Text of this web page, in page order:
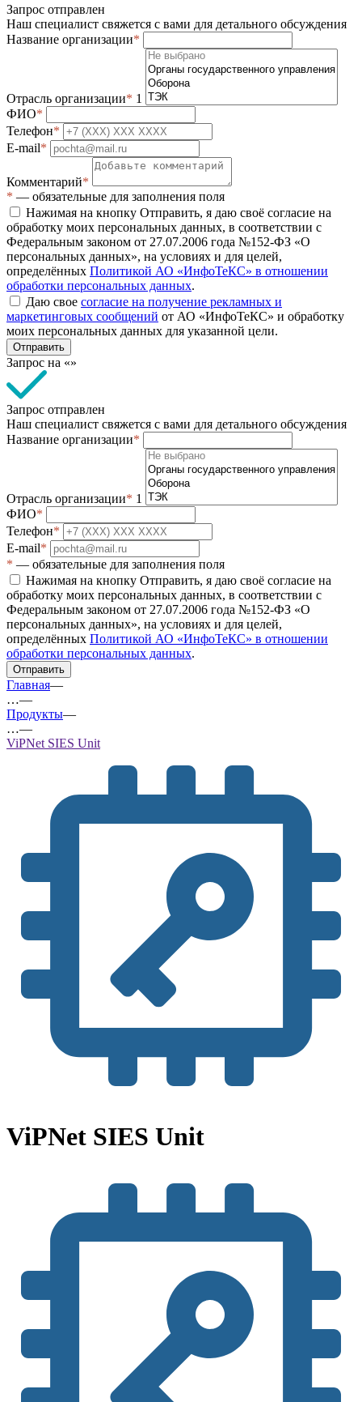
Запрос отправлен
Наш специалист свяжется с вами для детального обсуждения
Название организации*
Отрасль организации* 1
ФИО*
Телефон*
E-mail*
Комментарий*
* — обязательные для заполнения поля
Нажимая на кнопку Отправить, я даю своё согласие на
обработку моих персональных данных, в соответствии с
Федеральным законом от 27.07.2006 года №152-ФЗ «О
персональных данных», на условиях и для целей,
определённых Политикой АО «ИнфоТеКС» в отношении
обработки персональных данных.
Даю свое согласие на получение рекламных и
маркетинговых сообщений от АО «ИнфоТеКС» и обработку
моих персональных данных для указанной цели.
Отправить
Запрос на «»
Запрос отправлен
Наш специалист свяжется с вами для детального обсуждения
Название организации*
Отрасль организации* 1
ФИО*
Телефон*
E-mail*
* — обязательные для заполнения поля
Нажимая на кнопку Отправить, я даю своё согласие на
обработку моих персональных данных, в соответствии с
Федеральным законом от 27.07.2006 года №152-ФЗ «О
персональных данных», на условиях и для целей,
определённых Политикой АО «ИнфоТеКС» в отношении
обработки персональных данных.
Отправить
Главная—
…—
Продукты—
…—
ViPNet SIES Unit
ViPNet SIES Unit